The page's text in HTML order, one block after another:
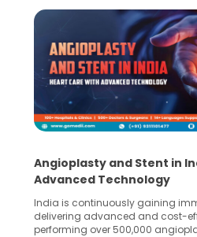
5 Essential Steps for
Collection and Processing
Human sperm collection and
in advanced reproductive
Fertilization (IVF) and intrauterine